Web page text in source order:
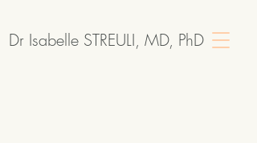
Dr Isabelle STREULI, MD, PhD